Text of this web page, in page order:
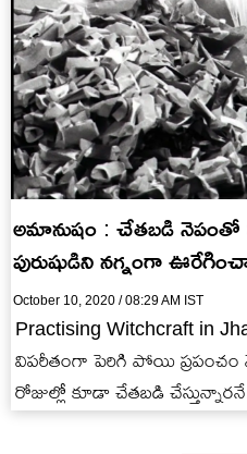
అమానుషం : చేతబడి నెపంతో
పురుషుడిని నగ్నంగా
October 10, 2020 / 08:29 AM IST
Practising Witchcraft in
విపరీతంగా పెరిగి పోయి
రోజుల్లో కూడా చేతబడి